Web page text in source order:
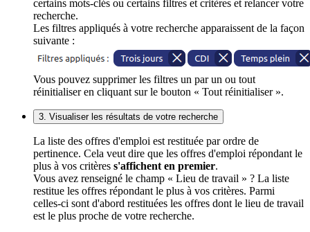
certains mots-clés ou certains filtres et critères et relancer votre
recherche.
Les filtres appliqués à votre recherche apparaissent de la façon
suivante :
Vous pouvez supprimer les filtres un par un ou tout
réinitialiser en cliquant sur le bouton « Tout réinitialiser ».
3. Visualiser les résultats de votre recherche
La liste des offres d'emploi est restituée par ordre de
pertinence. Cela veut dire que les offres d'emploi répondant le
plus à vos critères s'affichent en premier.
Vous avez renseigné le champ « Lieu de travail » ? La liste
restitue les offres répondant le plus à vos critères. Parmi
celles-ci sont d'abord restituées les offres dont le lieu de travail
est le plus proche de votre recherche.